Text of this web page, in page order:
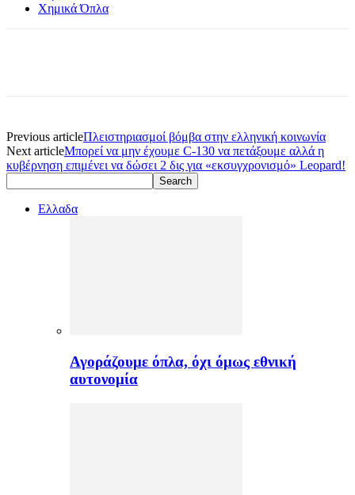
Χημικά Όπλα
Previous articleΠλειστηριασμοί βόμβα στην ελληνική κοινωνία
Next articleΜπορεί να μην έχουμε C-130 να πετάξουμε αλλά η
κυβέρνηση επιμένει να δώσει 2 δις για «εκσυγχρονισμό» Leopard!
Ελλαδα
Αγοράζουμε όπλα, όχι όμως εθνική
αυτονομία